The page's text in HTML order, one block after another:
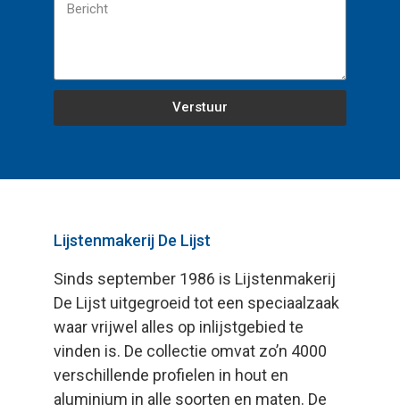
Verstuur
Lijstenmakerij De Lijst
Sinds september 1986 is Lijstenmakerij
De Lijst uitgegroeid tot een speciaalzaak
waar vrijwel alles op inlijstgebied te
vinden is. De collectie omvat zo’n 4000
verschillende profielen in hout en
aluminium in alle soorten en maten. De